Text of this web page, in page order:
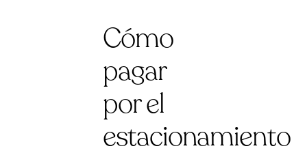
Cómo
pagar
por el
estacionamiento